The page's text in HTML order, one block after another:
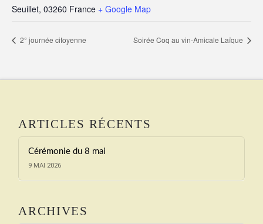
Seuillet, 03260 France + Google Map
2° journée citoyenne Soirée Coq au vin-Amicale Laïque
ARTICLES RÉCENTS
Cérémonie du 8 mai
9 MAI 2026
ARCHIVES